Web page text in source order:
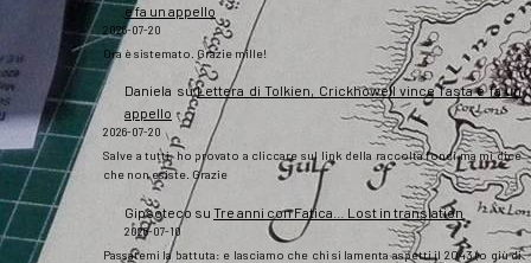
e fa un appello
2026-07-20
Ora è sistemato. Grazie mille!
Daniela suLettera di Tolkien, Crickhowell vince l’asta e fa un
appello
2026-07-20
Salve a tutti, ho provato a cliccare sul link della raccolta fondi ma mi dice
che non esiste. Grazie
Gipsoteco su Tre anni con Fatica… Lost in translation
2026-07-10
Passatemi la battuta: e lasciamo che chi si lamenta aspetti il 2043 (o giù di